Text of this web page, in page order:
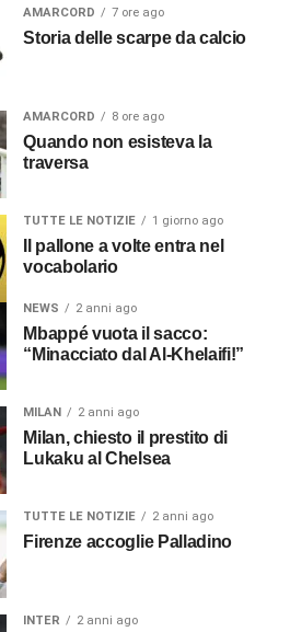
AMARCORD 7 ore ago
Storia delle scarpe da calcio
AMARCORD 8 ore ago
Quando non esisteva la
traversa
TUTTE LE NOTIZIE 1 giorno ago
Il pallone a volte entra nel
vocabolario
NEWS 2 anni ago
Mbappé vuota il sacco:
“Minacciato dal Al-Khelaifi!”
MILAN 2 anni ago
Milan, chiesto il prestito di
Lukaku al Chelsea
TUTTE LE NOTIZIE 2 anni ago
Firenze accoglie Palladino
INTER 2 anni ago